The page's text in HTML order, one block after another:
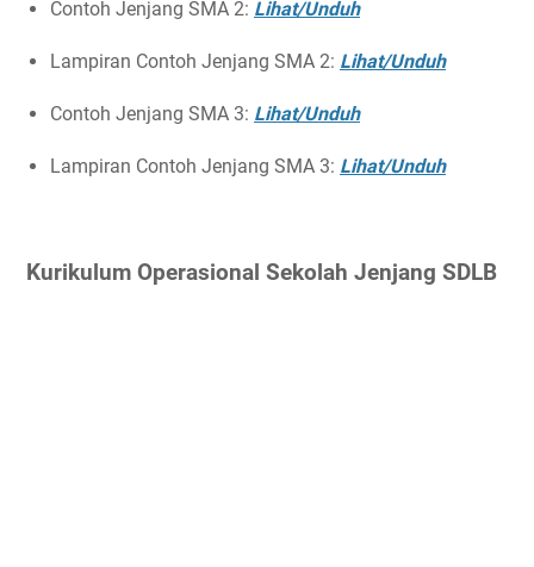
Contoh Jenjang SMA 2: Lihat/Unduh
Lampiran Contoh Jenjang SMA 2: Lihat/Unduh
Contoh Jenjang SMA 3: Lihat/Unduh
Lampiran Contoh Jenjang SMA 3: Lihat/Unduh
Kurikulum Operasional Sekolah Jenjang SDLB